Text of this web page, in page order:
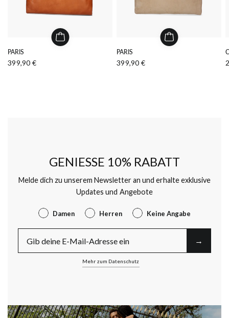
PARIS
399,90 €
PARIS
399,90 €
GENIESSE 10% RABATT
Melde dich zu unserem Newsletter an und erhalte exklusive
Updates und Angebote
Gender Damen Herren Keine Angabe
→︎
Mehr zum Datenschutz